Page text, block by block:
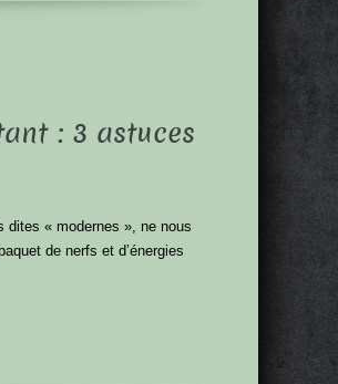
: 3 astuces
dites « modernes », ne nous
de nerfs et d’énergies